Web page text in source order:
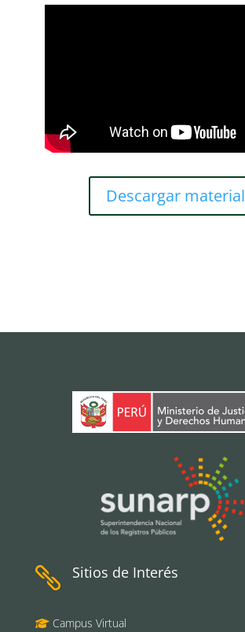
Descargar material
 Sitios de Interés
Campus Virtual